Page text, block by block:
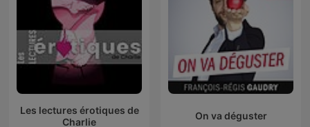
Les lectures érotiques de
Charlie
On va déguster